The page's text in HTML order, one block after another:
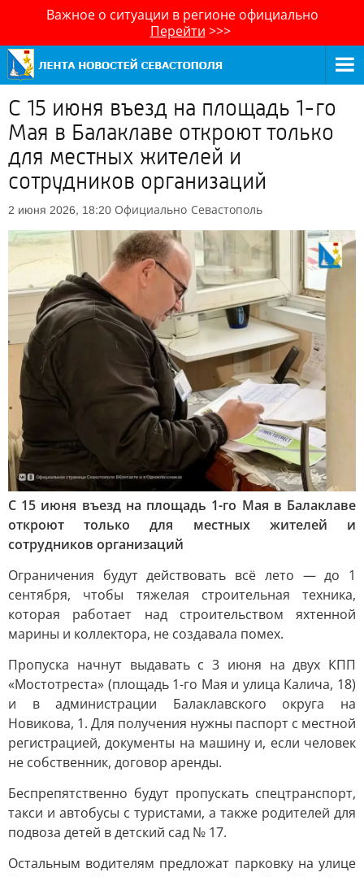
Важное о ситуации в регионе официально
Перейти >>>
С 15 июня въезд на площадь 1-го
Мая в Балаклаве откроют только
для местных жителей и
сотрудников организаций
2 июня 2026, 18:20 Официально Севастополь
С 15 июня въезд на площадь 1-го Мая в Балаклаве
откроют только для местных жителей и
сотрудников организаций
Ограничения будут действовать всё лето — до 1
сентября, чтобы тяжелая строительная техника,
которая работает над строительством яхтенной
марины и коллектора, не создавала помех.
Пропуска начнут выдавать с 3 июня на двух КПП
«Мостотреста» (площадь 1-го Мая и улица Калича, 18)
и в администрации Балаклавского округа на
Новикова, 1. Для получения нужны паспорт с местной
регистрацией, документы на машину и, если человек
не собственник, договор аренды.
Беспрепятственно будут пропускать спецтранспорт,
такси и автобусы с туристами, а также родителей для
подвоза детей в детский сад № 17.
Остальным водителям предложат парковку на улице